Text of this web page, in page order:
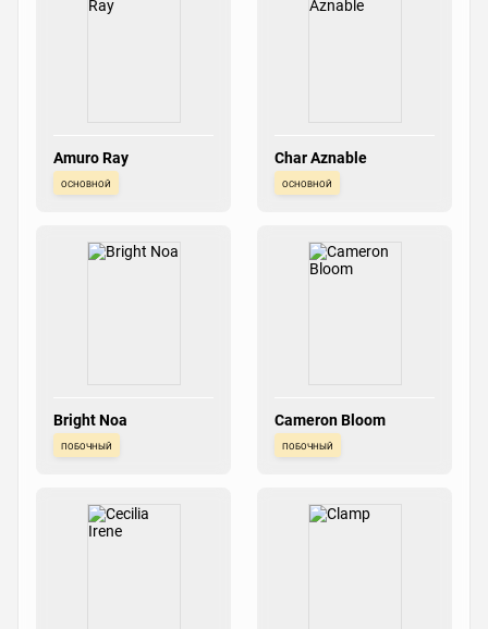
Amuro Ray
основной
Char Aznable
основной
Bright Noa
побочный
Cameron Bloom
побочный